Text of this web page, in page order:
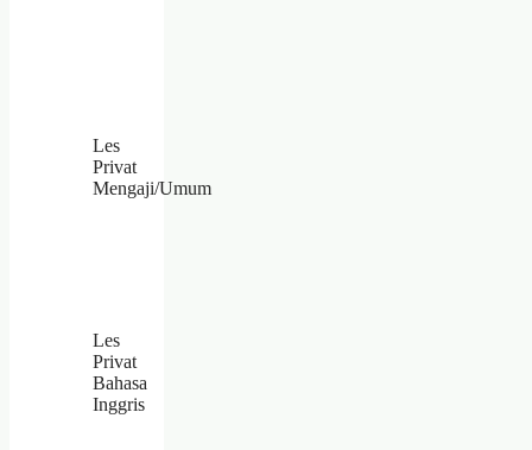
Les
Privat
Mengaji/Umum
Les
Privat
Bahasa
Inggris